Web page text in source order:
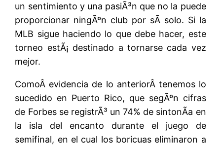
un sentimiento y una pasiÃ³n que no la puede
proporcionar ningÃºn club por sÃ­ solo. Si la
MLB sigue haciendo lo que debe hacer, este
torneo estÃ¡ destinado a tornarse cada vez
mejor.
ComoÂ evidencia de lo anteriorÂ tenemos lo
sucedido en Puerto Rico, que segÃºn cifras
de Forbes se registrÃ³ un 74% de sintonÃ­a en
la isla del encanto durante el juego de
semifinal, en el cual los boricuas eliminaron a